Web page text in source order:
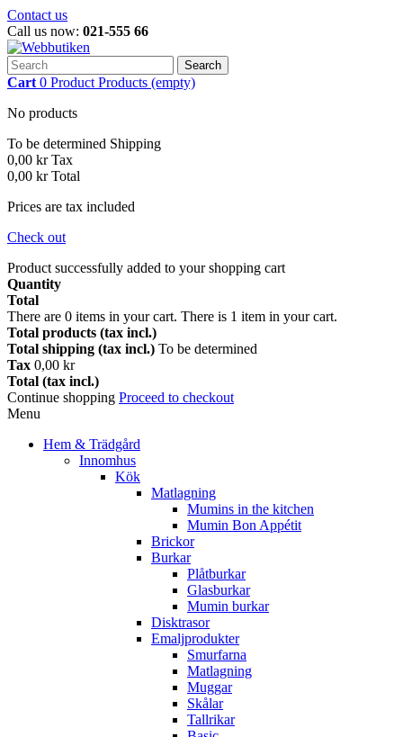
Contact us
Call us now: 021-555 66
Search
Cart 0 Product Products (empty)
No products
To be determined Shipping
0,00 kr Tax
0,00 kr Total
Prices are tax included
Check out
Product successfully added to your shopping cart
Quantity
Total
There are 0 items in your cart. There is 1 item in your cart.
Total products (tax incl.)
Total shipping (tax incl.) To be determined
Tax 0,00 kr
Total (tax incl.)
Continue shopping Proceed to checkout
Menu
Hem & Trädgård
Innomhus
Kök
Matlagning
Mumins in the kitchen
Mumin Bon Appétit
Brickor
Burkar
Plåtburkar
Glasburkar
Mumin burkar
Disktrasor
Emaljprodukter
Smurfarna
Matlagning
Muggar
Skålar
Tallrikar